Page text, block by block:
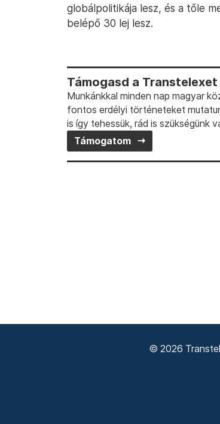
globálpolitikája lesz, és a tőle
belépő 30 lej lesz.
Támogasd a
Munkánkkal minden nap magyar
fontos erdélyi történeteket
is így tehessük, rád is szükségünk
Támogatom
© 2026